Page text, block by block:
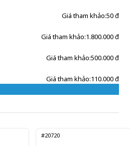
Giá tham khảo:50 đ
Giá tham khảo:1.800.000 đ
Giá tham khảo:500.000 đ
Giá tham khảo:110.000 đ
#20720